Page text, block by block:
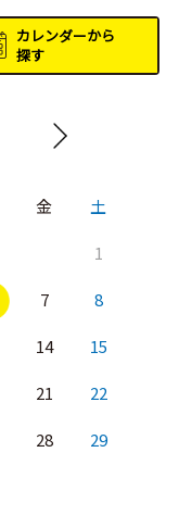
カレンダーから
探す
金 土
1
7 8
14 15
21 22
28 29